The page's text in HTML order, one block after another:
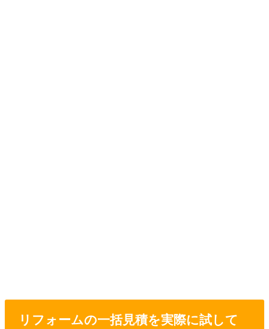
リフォームの一括見積を実際に試して